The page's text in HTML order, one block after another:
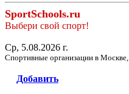
SportSchools.ru
Выбери свой спорт!
Ср, 5.08.2026 г.
Спортивные организации в
Добавить